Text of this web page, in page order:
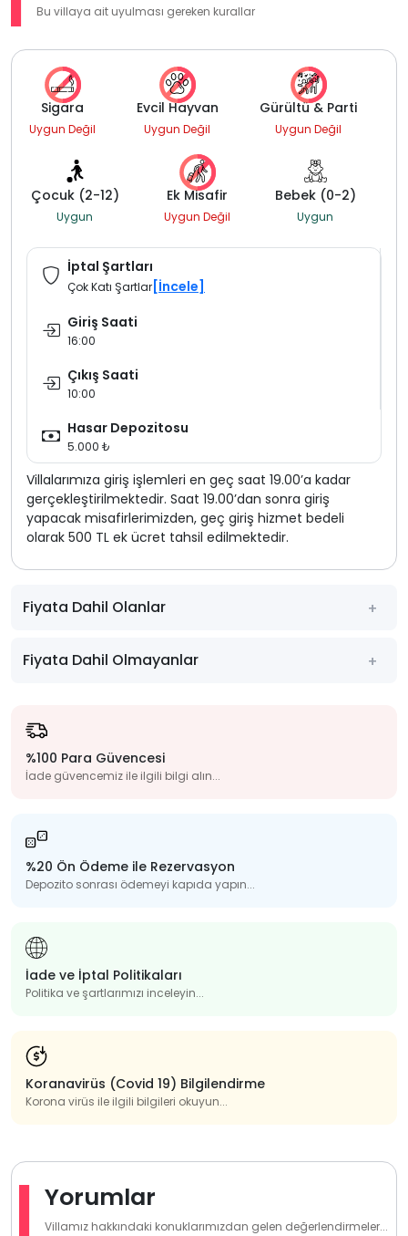
Bu villaya ait uyulması gereken kurallar
Sigara
Uygun Değil
Evcil Hayvan
Uygun Değil
Gürültü & Parti
Uygun Değil
Çocuk (2-12)
Uygun
Ek Misafir
Uygun Değil
Bebek (0-2)
Uygun
İptal Şartları
Çok Katı Şartlar [İncele]
Giriş Saati
16:00
Çıkış Saati
10:00
Hasar Depozitosu
5.000 ₺
Villalarımıza giriş işlemleri en geç saat 19.00’a kadar
gerçekleştirilmektedir. Saat 19.00’dan sonra giriş
yapacak misafirlerimizden, geç giriş hizmet bedeli
olarak 500 TL ek ücret tahsil edilmektedir.
Fiyata Dahil Olanlar
Fiyata Dahil Olmayanlar
%100 Para Güvencesi
İade güvencemiz ile ilgili bilgi alın...
%20 Ön Ödeme ile Rezervasyon
Depozito sonrası ödemeyi kapıda yapın...
İade ve İptal Politikaları
Politika ve şartlarımızı inceleyin...
Koranavirüs (Covid 19) Bilgilendirme
Korona virüs ile ilgili bilgileri okuyun...
Yorumlar
Villamız hakkındaki konuklarımızdan gelen değerlendirmeler...